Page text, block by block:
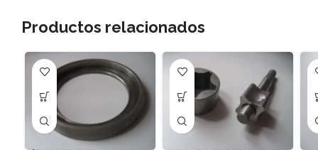
Productos relacionados